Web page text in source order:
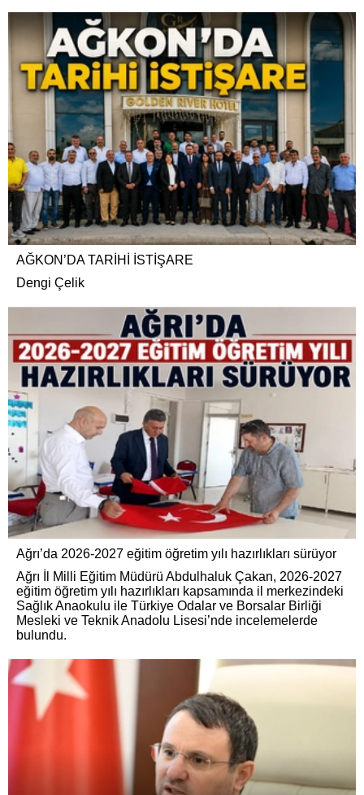
AĞKON’DA TARİHİ İSTİŞARE
Dengi Çelik
Ağrı’da 2026-2027 eğitim öğretim yılı hazırlıkları sürüyor
Ağrı İl Milli Eğitim Müdürü Abdulhaluk Çakan, 2026-2027
eğitim öğretim yılı hazırlıkları kapsamında il merkezindeki
Sağlık Anaokulu ile Türkiye Odalar ve Borsalar Birliği
Mesleki ve Teknik Anadolu Lisesi’nde incelemelerde
bulundu.